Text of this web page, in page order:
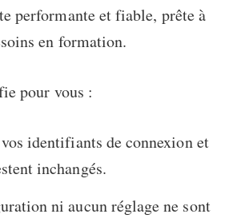
performante et fiable, prête à
en formation.
pour vous :
identifiants de connexion et
inchangés.
ni aucun réglage ne sont